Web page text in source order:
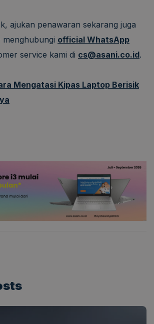
ajukan penawaran sekarang juga
menghubungi official WhatsApp
service kami di cs@asani.co.id.
Mengatasi Kipas Laptop Berisik